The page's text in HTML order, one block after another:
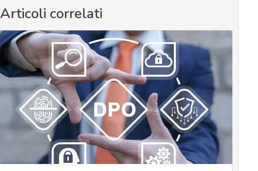
Articoli correlati